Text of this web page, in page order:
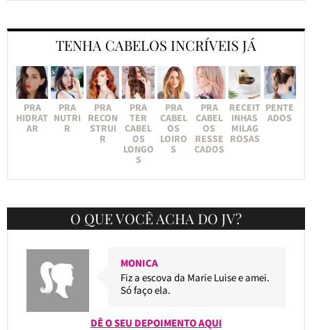
TENHA CABELOS INCRÍVEIS JÁ
PRA
HIDRAT
AR
PRA
NUTRI
R
PRA
RECON
STRUI
R
PRA
TER
CABEL
OS
LONGO
S
PRA
CABEL
OS
LOIRO
S
PRA
CABEL
OS
RESSE
CADOS
RECEIT
INHAS
MILAG
ROSAS
PENTE
ADOS
O QUE VOCÊ ACHA DO JV?
MONICA
Fiz a escova da Marie Luise e amei.
Só faço ela.
DÊ O SEU DEPOIMENTO AQUI